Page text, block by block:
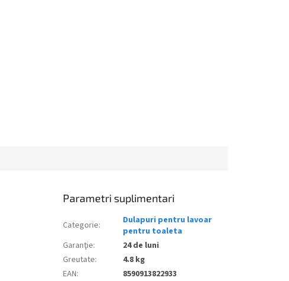
Parametri suplimentari
Categorie:
Dulapuri pentru lavoar
pentru toaleta
Garanţie:
24 de luni
Greutate:
4.8 kg
EAN:
8590913822933